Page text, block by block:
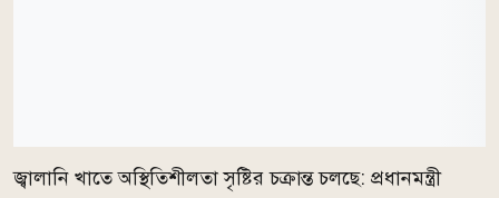
জ্বালানি খাতে অস্থিতিশীলতা সৃষ্টির চক্রান্ত চলছে: প্রধানমন্ত্রী